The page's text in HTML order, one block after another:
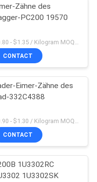
Zähne des
PC200 19570
CONTACT
Eimer-Zähne des
332C4388
$0.90 - $1.30 / Kilogram MOQ:1000 Kilogramm/Kilogramm
CONTACT
1U3302RC
1U3302SK